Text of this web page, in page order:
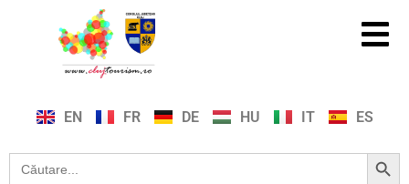
EN FR DE HU IT ES
Search
for:
Search Button